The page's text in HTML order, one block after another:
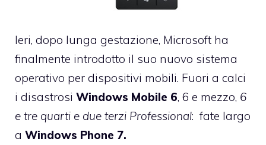
Ieri, dopo lunga gestazione, Microsoft ha
finalmente introdotto il suo nuovo sistema
operativo per dispositivi mobili. Fuori a calci
i disastrosi Windows Mobile 6, 6 e mezzo, 6
e tre quarti e due terzi Professional: fate largo
a Windows Phone 7.